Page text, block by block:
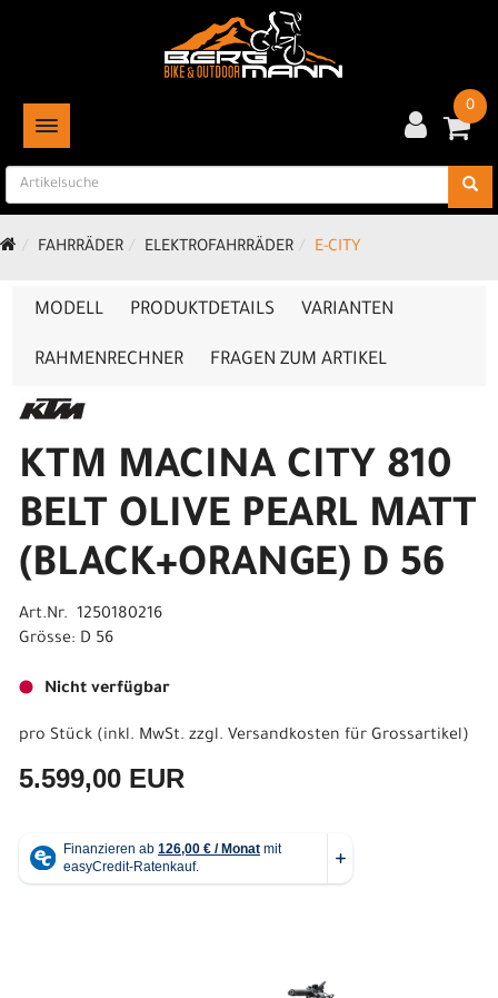
TOGGLE NAVIGATION
0
FAHRRÄDER ELEKTROFAHRRÄDER E-CITY
MODELL PRODUKTDETAILS VARIANTEN
RAHMENRECHNER FRAGEN ZUM ARTIKEL
KTM MACINA CITY 810
BELT OLIVE PEARL MATT
(BLACK+ORANGE) D 56
Art.Nr. 1250180216
Grösse: D 56
Nicht verfügbar
pro Stück (inkl. MwSt. zzgl. Versandkosten für Grossartikel)
5.599,00 EUR